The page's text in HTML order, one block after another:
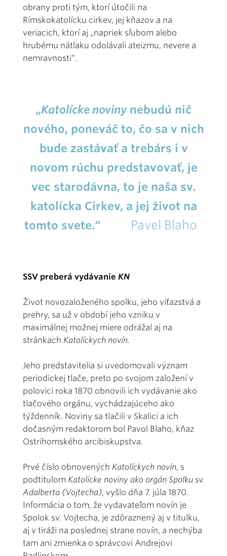
obrany proti tým, ktorí útočili na
Rímskokatolícku cirkev, jej kňazov a na
veriacich, ktorí aj „napriek sľubom alebo
hrubému nátlaku odolávali ateizmu, nevere a
nemravnosti“.
„Katolícke novinynebudú nič
nového, poneváč to, čo sa v nich
bude zastávať a trebárs i v
novom rúchu predstavovať, je
vec starodávna, to je naša sv.
katolícka Cirkev, a jej život na
tomto svete.“
Pavel Blaho
SSV preberá vydávanie KN
Život novozaloženého spolku, jeho víťazstvá a
prehry, sa už v období jeho vzniku v
maximálnej možnej miere odrážal aj na
stránkach Katolíckych novín.
Jeho predstavitelia si uvedomovali význam
periodickej tlače, preto po svojom založení v
polovici roka 1870 obnovili ich vydávanie ako
tlačového orgánu, vychádzajúceho ako
týždenník. Noviny sa tlačili v Skalici a ich
dočasným redaktorom bol Pavol Blaho, kňaz
Ostrihomského arcibiskupstva.
Prvé číslo obnovených Katolíckych novín, s
podtitulom Katolícke noviny ako orgán Spolku sv.
Adalberta (Vojtecha), vyšlo dňa 7. júla 1870.
Informácia o tom, že vydavateľom novín je
Spolok sv. Vojtecha, je zdôraznený aj v titulku,
aj v tiráži na poslednej strane novín, a nechýba
tam ani zmienka o správcovi Andrejovi